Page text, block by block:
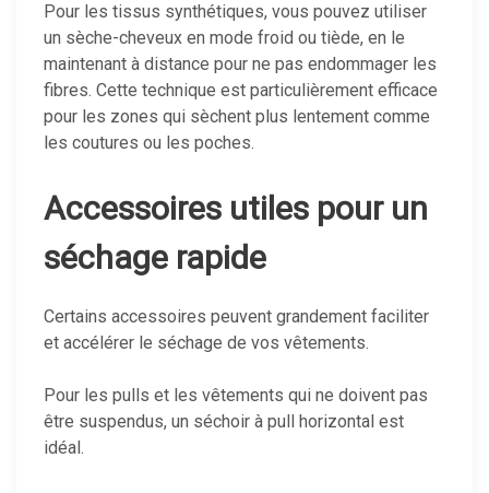
Pour les tissus synthétiques, vous pouvez utiliser
un sèche-cheveux en mode froid ou tiède, en le
maintenant à distance pour ne pas endommager les
fibres. Cette technique est particulièrement efficace
pour les zones qui sèchent plus lentement comme
les coutures ou les poches.
Accessoires utiles pour un
séchage rapide
Certains accessoires peuvent grandement faciliter
et accélérer le séchage de vos vêtements.
Pour les pulls et les vêtements qui ne doivent pas
être suspendus, un séchoir à pull horizontal est
idéal.